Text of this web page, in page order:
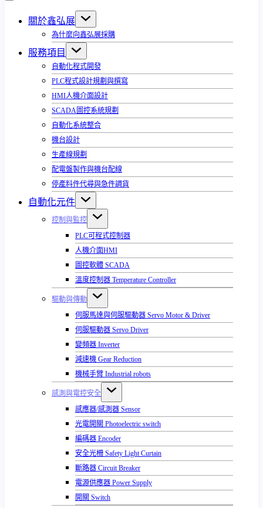
關於鑫弘展
為什麼向鑫弘展採購
服務項目
自動化程式開發
PLC程式設計規劃與撰寫
HMI人機介面設計
SCADA圖控系統規劃
自動化系統整合
機台設計
生產線規劃
配電盤製作與機台配線
停產料件代尋與急件調貨
自動化元件
控制與監控
PLC可程式控制器
人機介面HMI
圖控軟體 SCADA
溫度控制器 Temperature Controller
驅動與傳動
伺服馬達與伺服驅動器 Servo Motor & Driver
伺服驅動器 Servo Driver
變頻器 Inverter
減速機 Gear Reduction
機械手臂 Industrial robots
感測與電控安全
感應器/感測器 Sensor
光電開關 Photoelectric switch
編碼器 Encoder
安全光柵 Safety Light Curtain
斷路器 Circuit Breaker
電源供應器 Power Supply
開關 Switch